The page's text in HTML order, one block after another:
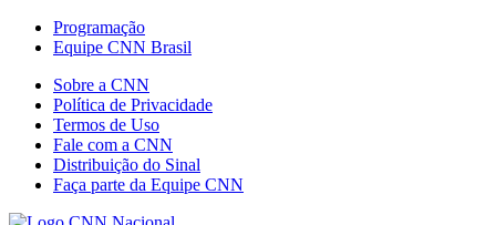
Programação
Equipe CNN Brasil
Sobre a CNN
Política de Privacidade
Termos de Uso
Fale com a CNN
Distribuição do Sinal
Faça parte da Equipe CNN